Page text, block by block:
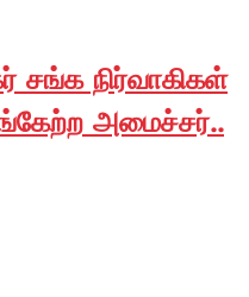
சங்க நிர்வாகிகள்
அமைச்சர்..